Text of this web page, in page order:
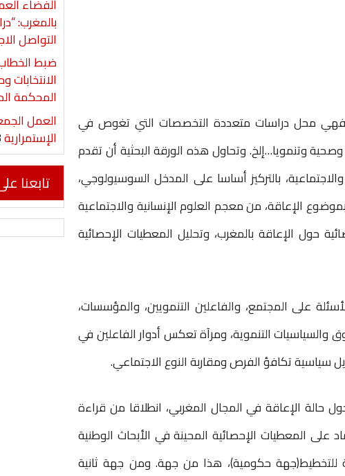
فهي محل دراسات متعددة التخصصات التي تغوص في
وتنمويا…إلخ. وتحاول هذه الورقة البحثية أن تقدم
بالتركيز أساسا على المدخل السوسيولوجي،
الإعاقة، من معجم العلوم الإنسانية والاجتماعية
حول الإعاقة بالمغرب، وتحليل المعطيات الإحصائية
على المجتمع، والفاعلين التنمويين، والمؤسسات،
والسياسيات التنموية، ومرآة تعكس أدوار الفاعلين في
سياسية تكافؤ الفرص ومقاربة النوع الاجتماعي.
الإعاقة في المجال المغربي، انطلاقا من قراءة
على المعطيات الإحصائية المحينة في الأبحاث الوطنية
للتخطيط(جهة حكومية)، هذا من جهة. ومن جهة ثانية
الفضاء
بالمغرب:
التواصل
ضبط
الانتخابات
المحكمة
العمل
الإستمرارية8
تابعنا